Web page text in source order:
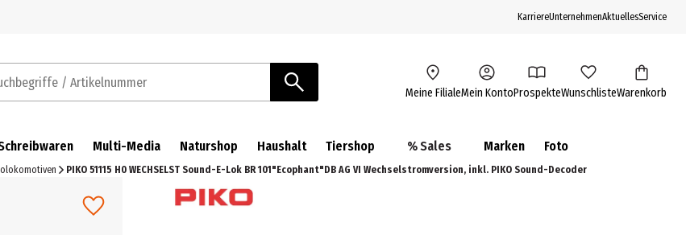
KarriereUnternehmenAktuellesService
/ Artikelnummer Meine FilialeMein KontoProspekteWunschlisteWarenkorb
Multi-Media Naturshop Haushalt Tiershop % Sales Marken Foto
PIKO 51115 H0 WECHSELST Sound-E-Lok BR 101"Ecophant"DB AG VI Wechselstromversion, inkl. PIKO Sound-Decoder